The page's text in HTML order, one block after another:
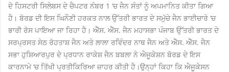
ਦੇ ਹਿਸਟਰੀ ਸਿਲੇਬਸ ਦੇ ਚੈਪਟਰ ਨੰਬਰ 1 ‘ਚ ਜੈਨ ਸੰਤਾਂ ਨੂੰ ਅਪਮਾਨਿਤ ਕੀਤਾ ਗਿਆ
ਹੈ। ਬੋਰਡ ਦੀ ਇਸ ਘਿਨੌਣੀ ਹਰਕਤ ਨਾਲ ਉੱਤਰੀ ਭਾਰਤ ਦੇ ਸਮੁੱਚੇ ਜੈਨ ਭਾਈਚਾਰੇ ‘ਚ
ਭਾਰੀ ਰੋਸ ਪਾਇਆ ਜਾ ਰਿਹਾ ਹੈ। ਐੱਸ. ਐੱਸ. ਜੈਨ ਮਹਾਸਭਾ ਪੰਜਾਬ ਉੱਤਰੀ ਭਾਰਤ ਦੇ
ਸਰਪ੍ਰਸਤ ਸੇਠ ਰੋਹਤਾਸ਼ ਜੈਨ ਅਤੇ ਲਾਲਾ ਰਵਿੰਦਰ ਨਾਥ ਜੈਨ ਅਤੇ ਐੱਸ. ਐੱਸ. ਜੈਨ
ਸਭਾ ਹੁਸ਼ਿਆਰਪੁਰ ਦੇ ਪ੍ਰਧਾਨ ਰਾਕੇਸ਼ ਜੈਨ ਬਬਲਾ ਨੇ ਐਜੂਕੇਸ਼ਨ ਬੋਰਡ ਦੇ ਇਸ
ਕਾਰਨਾਮੇ ‘ਚ ਤਿੱਖੀ ਪ੍ਰਤੀਕਿਰਿਆ ਜ਼ਾਹਰ ਕੀਤੀ ਹੈ।ਉਨ੍ਹਾਂ ਕਿਹਾ ਕਿ ਐਜੂਕੇਸਨ